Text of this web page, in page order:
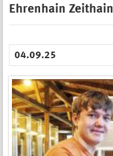
Ehrenhain Zeithain
04.09.25